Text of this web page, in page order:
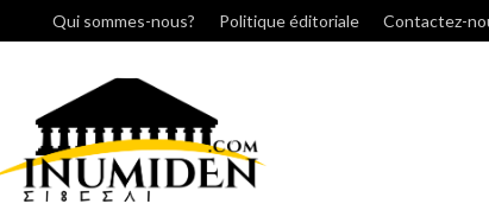
Qui sommes-nous? Politique éditoriale Contactez-